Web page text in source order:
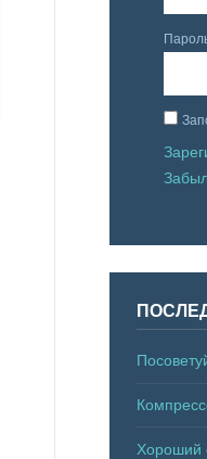
Хороший